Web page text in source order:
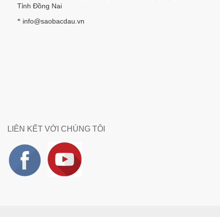
Tỉnh Đồng Nai
* info@saobacdau.vn
LIÊN KẾT VỚI CHÚNG TÔI